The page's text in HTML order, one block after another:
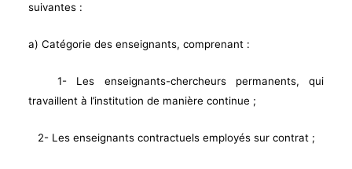
suivantes :
a) Catégorie des enseignants, comprenant :
1- Les enseignants-chercheurs permanents, qui
travaillent à l’institution de manière continue ;
2- Les enseignants contractuels employés sur contrat ;